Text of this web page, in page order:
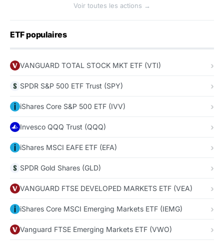
Voir toutes les actions →
ETF populaires
VANGUARD TOTAL STOCK MKT ETF (VTI)
SPDR S&P 500 ETF Trust (SPY)
iShares Core S&P 500 ETF (IVV)
Invesco QQQ Trust (QQQ)
iShares MSCI EAFE ETF (EFA)
SPDR Gold Shares (GLD)
VANGUARD FTSE DEVELOPED MARKETS ETF (VEA)
iShares Core MSCI Emerging Markets ETF (IEMG)
Vanguard FTSE Emerging Markets ETF (VWO)